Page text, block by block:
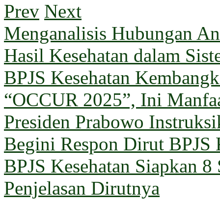
Prev Next
Menganalisis Hubungan
Hasil Kesehatan dalam
BPJS Kesehatan
“OCCUR 2025”, Ini
Presiden Prabowo
Begini Respon Dirut BPJS
BPJS Kesehatan Siapkan
Penjelasan Dirutnya